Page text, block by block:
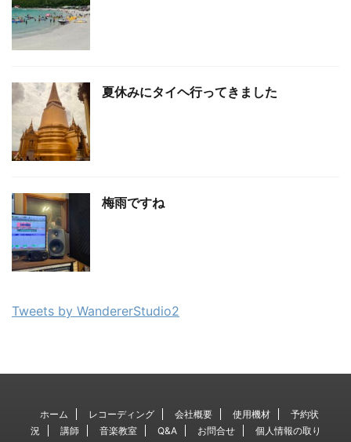
夏休みにタイヘ行ってきました
梅雨ですね
Tweets by WandererStudio2
ホーム レコーディング 会社概要 使用機材
予約状
況
講師 音楽教室 Q&A お問合せ
個人情報の取り